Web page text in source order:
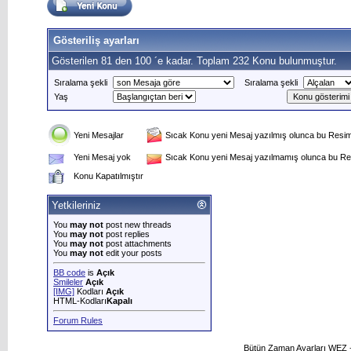
Gösteriliş ayarları
Gösterilen 81 den 100 ´e kadar. Toplam 232 Konu bulunmuştur.
Sıralama şekli
Sıralama şekli
Yaş
Yeni Mesajlar Sıcak Konu yeni Mesaj yazılmış olunca bu
Yeni Mesaj yok
Sıcak Konu yeni Mesaj yazılmamış olunca bu
Konu Kapatılmıştır
Yetkileriniz
You may not post new threads
You may not post replies
You may not post attachments
You may not edit your posts
BB code is Açık
Smileler Açık
[IMG] Kodları Açık
HTML-KodlarıKapalı
Forum Rules
Bütün Zaman Ayarları